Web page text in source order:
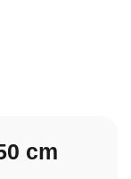
cm